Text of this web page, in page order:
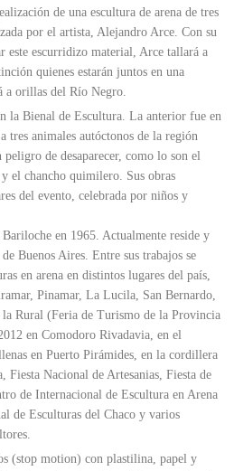
de una escultura de arena de tres
por el artista, Alejandro Arce. Con su
este escurridizo material, Arce tallará a
quienes estarán juntos en una
a orillas del Río Negro.
la Bienal de Escultura. La anterior fue en
tres animales autóctonos de la región
peligro de desaparecer, como lo son el
el chancho quimilero. Sus obras
del evento, celebrada por niños y
en 1965. Actualmente reside y
Buenos Aires. Entre sus trabajos se
en arena en distintos lugares del país,
Pinamar, La Lucila, San Bernardo,
la Rural (Feria de Turismo de la Provincia
en Comodoro Rivadavia, en el
en Puerto Pirámides, en la cordillera
Fiesta Nacional de Artesanias, Fiesta de
de Internacional de Escultura en Arena
de Esculturas del Chaco y varios
(stop motion) con plastilina, papel y